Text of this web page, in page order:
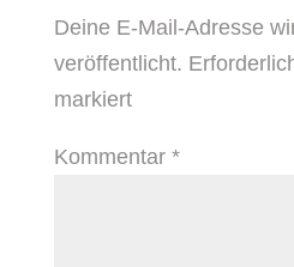
Deine E-Mail-Adresse
veröffentlicht.
markiert
Kommentar *